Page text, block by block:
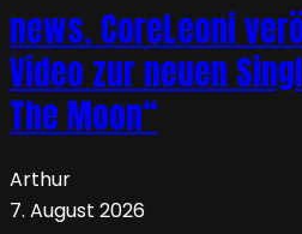
news. CoreLeoni
Video zur neuen
The Moon“
Arthur
7. August 2026